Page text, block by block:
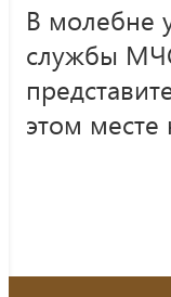
В молебне
службы
этом